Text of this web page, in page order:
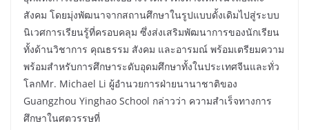
สังคม โดยมุ่งพัฒนาจากสถานศึกษาในรูปแบบดั้งเดิมไปสู่ระบบ
นิเวศการเรียนรู้ที่ครอบคลุม ซึ่งส่งเสริมพัฒนาการของนักเรียน
ทั้งด้านวิชาการ คุณธรรม สังคม และอารมณ์ พร้อมเตรียมความ
พร้อมสำหรับการศึกษาระดับอุดมศึกษาทั้งในประเทศจีนและทั่ว
โลกMr. Michael Li ผู้อำนวยการฝ่ายนานาชาติของ
Guangzhou Yinghao School กล่าวว่า ความสำเร็จทางการ
ศึกษาในศตวรรษที่